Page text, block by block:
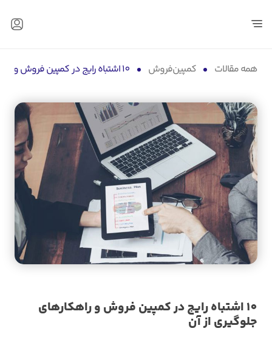
همه مقالات کمپین‌فروش 10 اشتباه رایج در کمپین فروش و راهکارهای جلوگیری از آن
10 اشتباه رایج در کمپین فروش و راهکارهای
جلوگیری از آن